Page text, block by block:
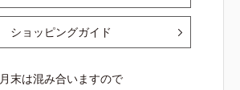
ショッピングガイド
月末は混み合いますので